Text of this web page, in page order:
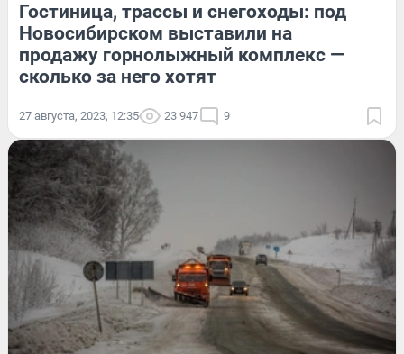
Гостиница, трассы и снегоходы: под
Новосибирском выставили на
продажу горнолыжный комплекс —
сколько за него хотят
27 августа, 2023, 12:35 23 947 9